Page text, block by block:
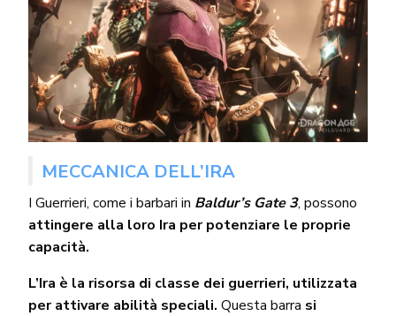
MECCANICA DELL’IRA
I Guerrieri, come ibarbari in Baldur’s Gate 3, possono
attingere alla loro Ira per potenziare le proprie
capacità.
L’Ira è la risorsa di classe dei guerrieri, utilizzata
per attivare abilità speciali. Questa barra si